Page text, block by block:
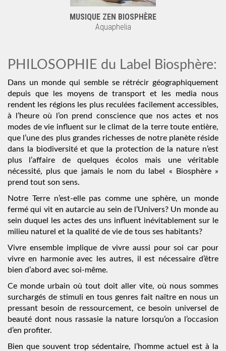
MUSIQUE ZEN BIOSPHÈRE
Aquaphelia
PHILOSOPHIE du Label Biosphère:
Dans un monde qui semble se rétrécir géographiquement
depuis que les moyens de transport et les media nous
rendent les régions les plus reculées facilement accessibles,
à l’heure où l’on prend conscience que nos actes et nos
modes de vie influent sur le climat de la terre toute entière,
que l’une des plus grandes richesses de notre planète réside
dans la biodiversité et que la protection de la nature n’est
plus l’affaire de quelques écolos mais une véritable
nécessité, plus que jamais le nom du label « Biosphère »
prend tout son sens.
Notre Terre n’est-elle pas comme une sphère, un monde
fermé qui vit en autarcie au sein de l’Univers? Un monde au
sein duquel les actes des uns influent inévitablement sur le
milieu naturel et la qualité de vie de tous ses habitants?
Vivre ensemble implique de vivre aussi pour soi car pour
vivre en harmonie avec les autres, il est nécessaire d’être
bien d’abord avec soi-même.
Ce monde urbain où tout doit aller vite, où nous sommes
surchargés de stimuli en tous genres fait naître en nous un
pressant besoin de ressourcement, ce besoin universel de
beauté dont nous rassasie la nature lorsqu’on a l’occasion
d’en profiter.
Bien que souvent trop sédentaire, l’homme actuel est à la